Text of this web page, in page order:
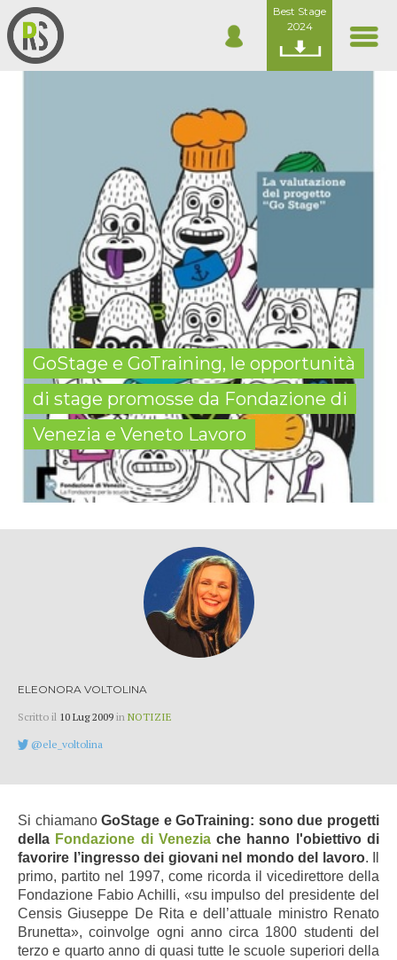
Best Stage
2024
GoStage e GoTraining, le opportunità
di stage promosse da Fondazione di
Venezia e Veneto Lavoro
ELEONORA VOLTOLINA
Scritto il 10 Lug 2009 in NOTIZIE
@ele_voltolina
Si chiamanoGoStage e GoTraining: sono due progetti
della Fondazione di Veneziache hanno l'obiettivo di
favorire l’ingresso dei giovani nel mondo del lavoro. Il
primo, partito nel 1997, come ricorda il vicedirettore della
Fondazione Fabio Achilli, «su impulso del presidente del
Censis Giuseppe De Rita e dell’attuale ministro Renato
Brunetta», coinvolge ogni anno circa 1800 studenti del
terzo e quarto anno di quasi tutte le scuole superiori della